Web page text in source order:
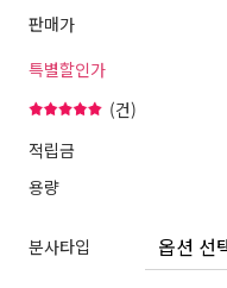
판매가
특별할인가
(건)
적립금
용량
분사타입